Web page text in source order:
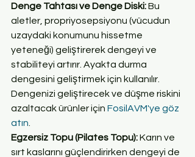
Denge Tahtası ve Denge Diski: Bu
aletler, propriyosepsiyonu (vücudun
uzaydaki konumunu hissetme
yeteneği) geliştirerek dengeyi ve
stabiliteyi artırır. Ayakta durma
dengesini geliştirmek için kullanılır.
Dengenizi geliştirecek ve düşme riskini
azaltacak ürünler için FosilAVM'ye göz
atın
Egzersiz Topu (Pilates Topu): Karın ve
sırt kaslarını güçlendirirken dengeyi de